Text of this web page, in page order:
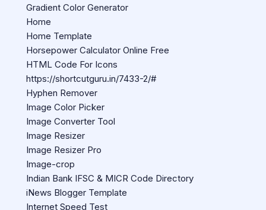
Gradient Color Generator
Home
Home Template
Horsepower Calculator Online Free
HTML Code For Icons
https://shortcutguru.in/7433-2/#
Hyphen Remover
Image Color Picker
Image Converter Tool
Image Resizer
Image Resizer Pro
Image-crop
Indian Bank IFSC & MICR Code Directory
iNews Blogger Template
Internet Speed Test